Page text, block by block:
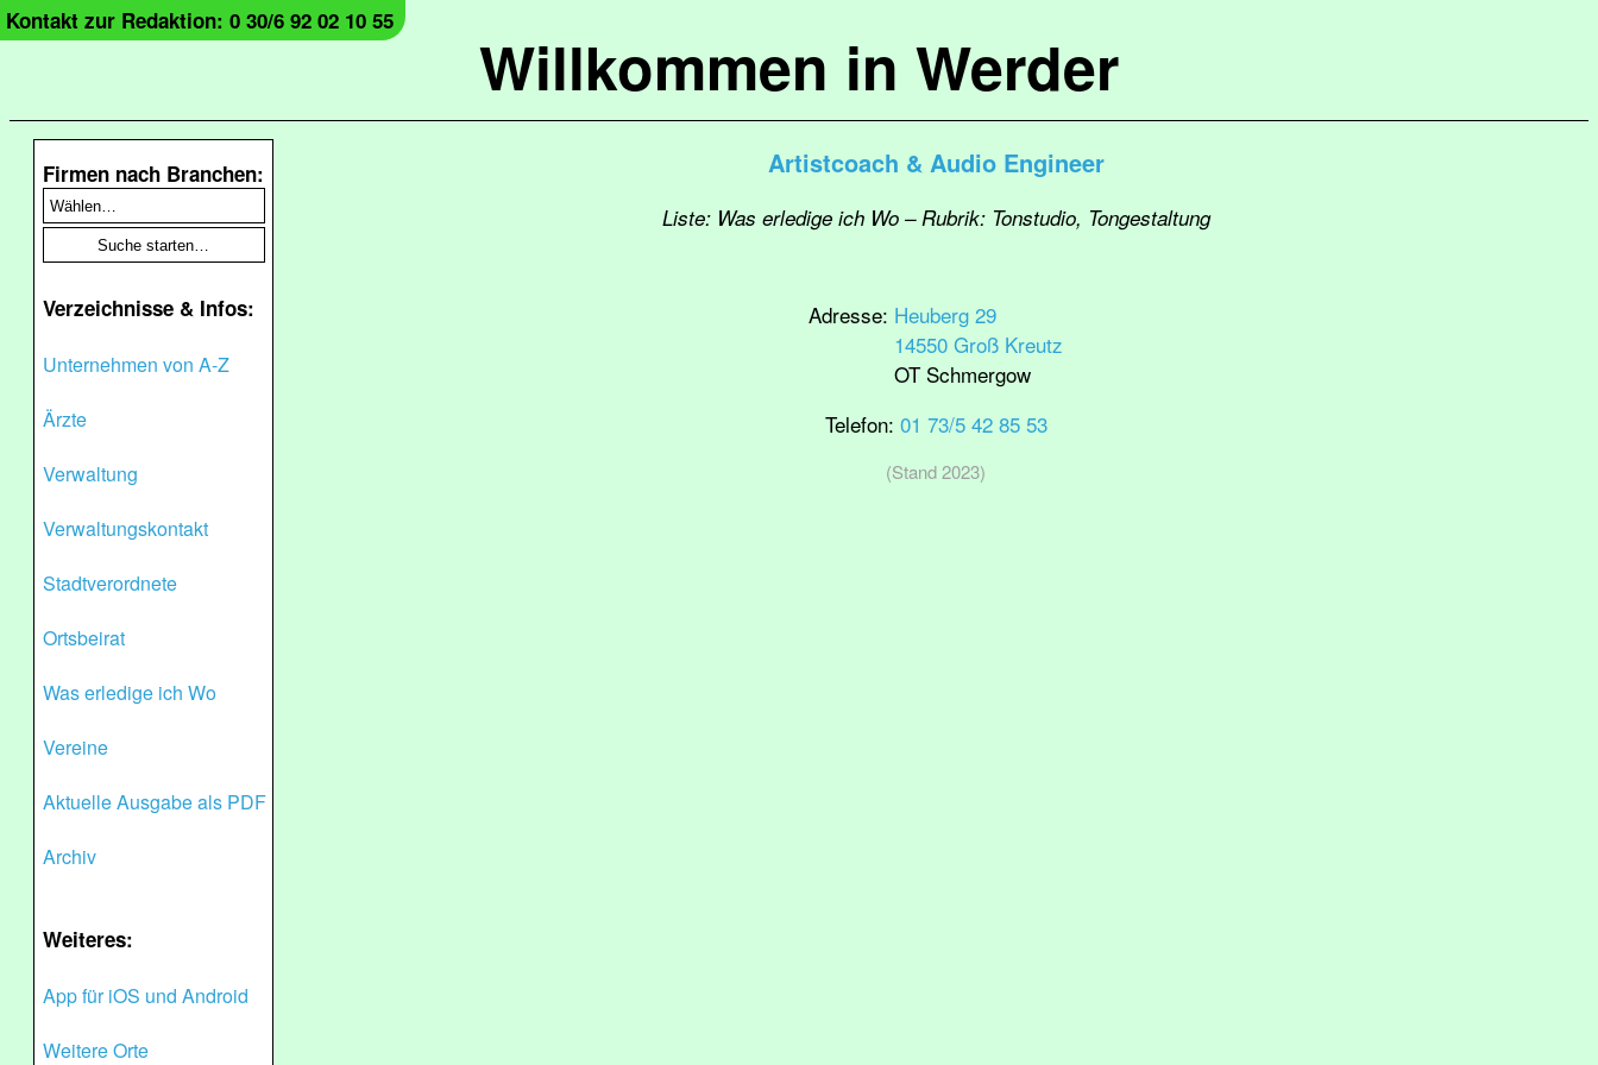
Willkommen in Werder
Kontakt zur Redaktion: 0 30/6 92 02 10 55
Firmen nach Branchen:
Verzeichnisse & Infos:
Unternehmen von A-Z
Ärzte
Verwaltung
Verwaltungskontakt
Stadtverordnete
Ortsbeirat
Was erledige ich Wo
Vereine
Aktuelle Ausgabe als PDF
Archiv
Weiteres:
App für iOS und Android
Weitere Orte
Artistcoach & Audio Engineer
Liste: Was erledige ich Wo – Rubrik: Tonstudio, Tongestaltung
Adresse: Heuberg 29
14550 Groß Kreutz
OT Schmergow
Telefon: 01 73/5 42 85 53
(Stand 2023)